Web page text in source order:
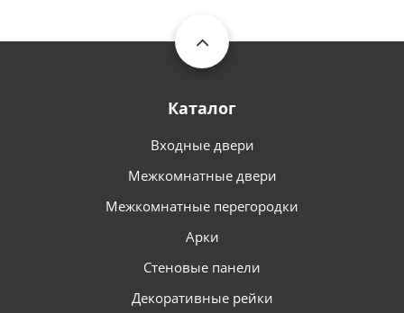
Каталог
Входные двери
Межкомнатные двери
Межкомнатные перегородки
Арки
Стеновые панели
Декоративные рейки